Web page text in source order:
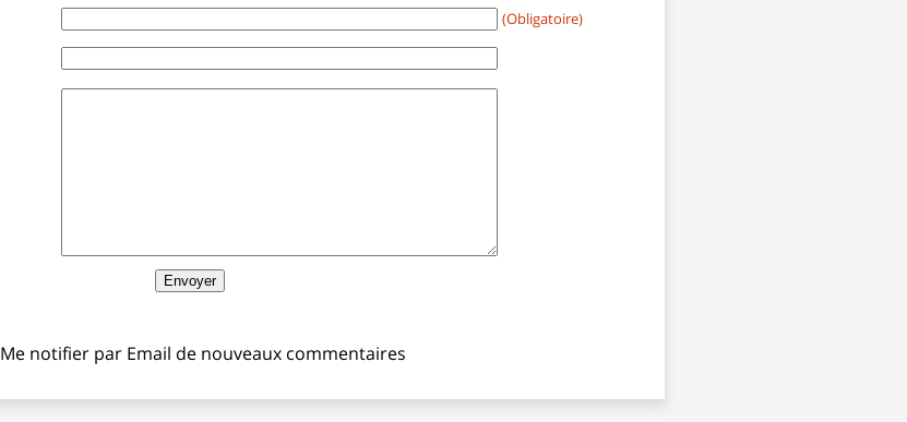
(Obligatoire)
Me notifier par Email de nouveaux commentaires